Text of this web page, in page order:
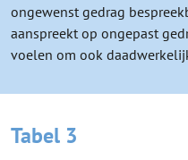
ongewenst gedrag
aanspreekt op ongepast
voelen om ook
Tabel 3